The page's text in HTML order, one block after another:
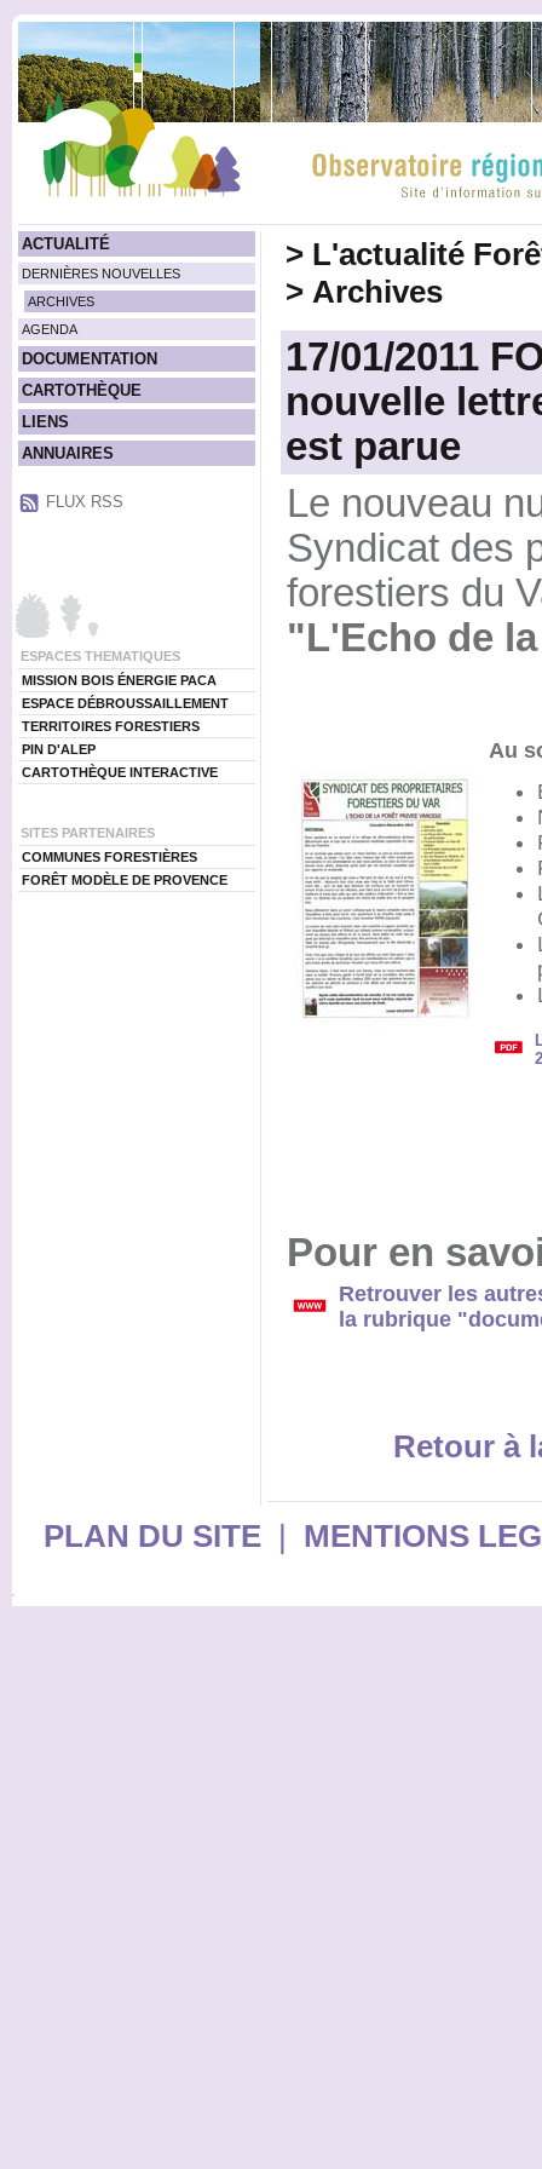
ACTUALITÉ
DERNIÈRES NOUVELLES
ARCHIVES
AGENDA
DOCUMENTATION
CARTOTHÈQUE
LIENS
ANNUAIRES
FLUX RSS
ESPACES THEMATIQUES
MISSION BOIS ÉNERGIE PACA
ESPACE DÉBROUSSAILLEMENT
TERRITOIRES FORESTIERS
PIN D'ALEP
CARTOTHÈQUE INTERACTIVE
SITES PARTENAIRES
COMMUNES FORESTIÈRES
FORÊT MODÈLE DE PROVENCE
> L'actualité
> Archives
17/01/2011
nouvelle
est parue
Le nouveau
Syndicat des
forestiers du
"L'Echo de
Au
Pour en
Retrouver les
la rubrique
Retour à
PLAN DU SITE| MENTIONS